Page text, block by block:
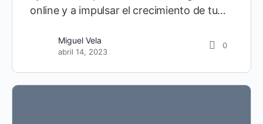
online y a impulsar el crecimiento de tu…
Miguel Vela
abril 14, 2023
0